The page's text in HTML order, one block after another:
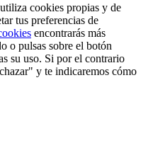
cookies propias y de
tus preferencias de
encontrarás más
o pulsas sobre el botón
su uso. Si por el contrario
y te indicaremos cómo